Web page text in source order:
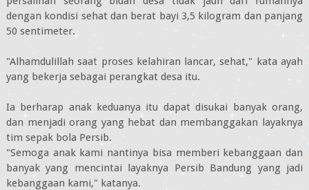
dengan kondisi sehat dan berat bayi 3,5 kilogram dan panjang
50 sentimeter.
"Alhamdulillah saat proses kelahiran lancar, sehat," kata ayah
yang bekerja sebagai perangkat desa itu.
Ia berharap anak keduanya itu dapat disukai banyak orang,
dan menjadi orang yang hebat dan membanggakan layaknya
tim sepak bola Persib.
"Semoga anak kami nantinya bisa memberi kebanggaan dan
banyak yang mencintai layaknya Persib Bandung yang jadi
kebanggaan kami," katanya.